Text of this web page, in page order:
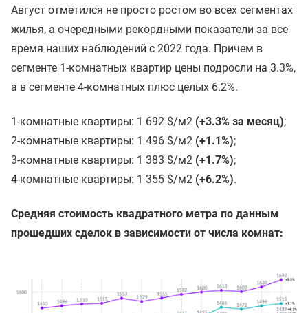
Август отметился не просто ростом во всех сегментах
жилья, а очередными рекордными показатели за все
время наших наблюдений с 2022 года. Причем в
сегменте 1-комнатных квартир цены подросли на 3.3%,
а в сегменте 4-комнатных плюс целых 6.2%.
1-комнатные квартиры: 1 692 $/м2 (+3.3% за месяц);
2-комнатные квартиры: 1 496 $/м2 (+1.1%);
3-комнатные квартиры: 1 383 $/м2 (+1.7%);
4-комнатные квартиры: 1 355 $/м2 (+6.2%).
Средняя стоимость квадратного метра по данным
прошедших сделок в зависимости от числа комнат: